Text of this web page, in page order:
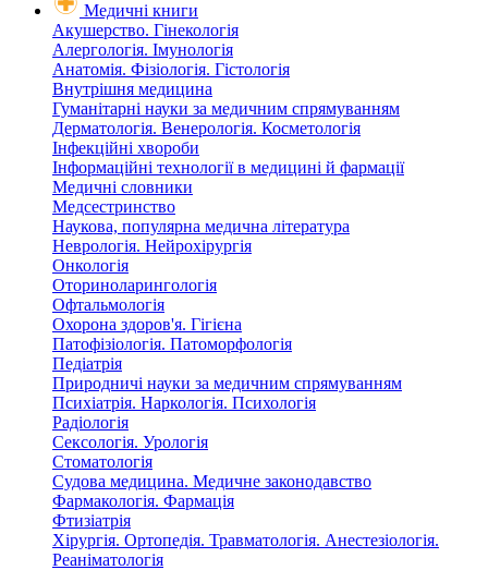
Медичні книги
Акушерство. Гінекологія
Алергологія. Імунологія
Анатомія. Фізіологія. Гістологія
Внутрішня медицина
Гуманітарні науки за медичним спрямуванням
Дерматологія. Венерологія. Косметологія
Інфекційні хвороби
Інформаційні технології в медицині й фармації
Медичні словники
Медсестринство
Наукова, популярна медична література
Неврологія. Нейрохірургія
Онкологія
Оториноларингологія
Офтальмологія
Охорона здоров'я. Гігієна
Патофізіологія. Патоморфологія
Педіатрія
Природничі науки за медичним спрямуванням
Психіатрія. Наркологія. Психологія
Радіологія
Сексологія. Урологія
Стоматологія
Судова медицина. Медичне законодавство
Фармакологія. Фармація
Фтизіатрія
Хірургія. Ортопедія. Травматологія. Анестезіологія.
Реаніматологія